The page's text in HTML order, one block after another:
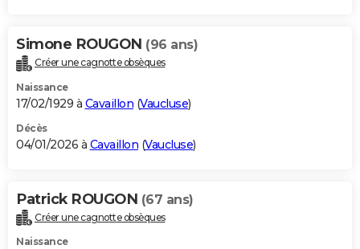
Simone ROUGON (96 ans)
Créer une cagnotte obsèques
Naissance
17/02/1929 à Cavaillon (Vaucluse)
Décès
04/01/2026 à Cavaillon (Vaucluse)
Patrick ROUGON (67 ans)
Créer une cagnotte obsèques
Naissance